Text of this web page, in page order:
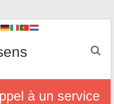
à un service